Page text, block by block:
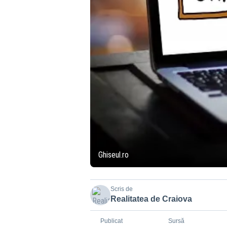
Ghiseul.ro
Scris de
Realitatea de Craiova
Publicat Sursă